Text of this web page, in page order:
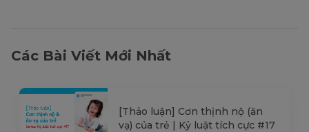
Các Bài Viết Mới Nhất
[Thảo luận] Cơn thịnh nộ (ăn
vạ) của trẻ | Kỷ luật tích cực #17